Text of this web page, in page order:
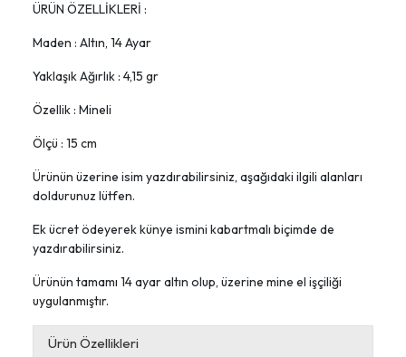
ÜRÜN ÖZELLİKLERİ :
Maden : Altın, 14 Ayar
Yaklaşık Ağırlık : 4,15 gr
Özellik : Mineli
Ölçü : 15 cm
Ürünün üzerine isim yazdırabilirsiniz, aşağıdaki ilgili alanları
doldurunuz lütfen.
Ek ücret ödeyerek künye ismini kabartmalı biçimde de
yazdırabilirsiniz.
Ürünün tamamı 14 ayar altın olup, üzerine mine el işçiliği
uygulanmıştır.
Ürün Özellikleri